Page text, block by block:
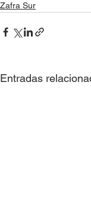
Zafra Sur
Entradas